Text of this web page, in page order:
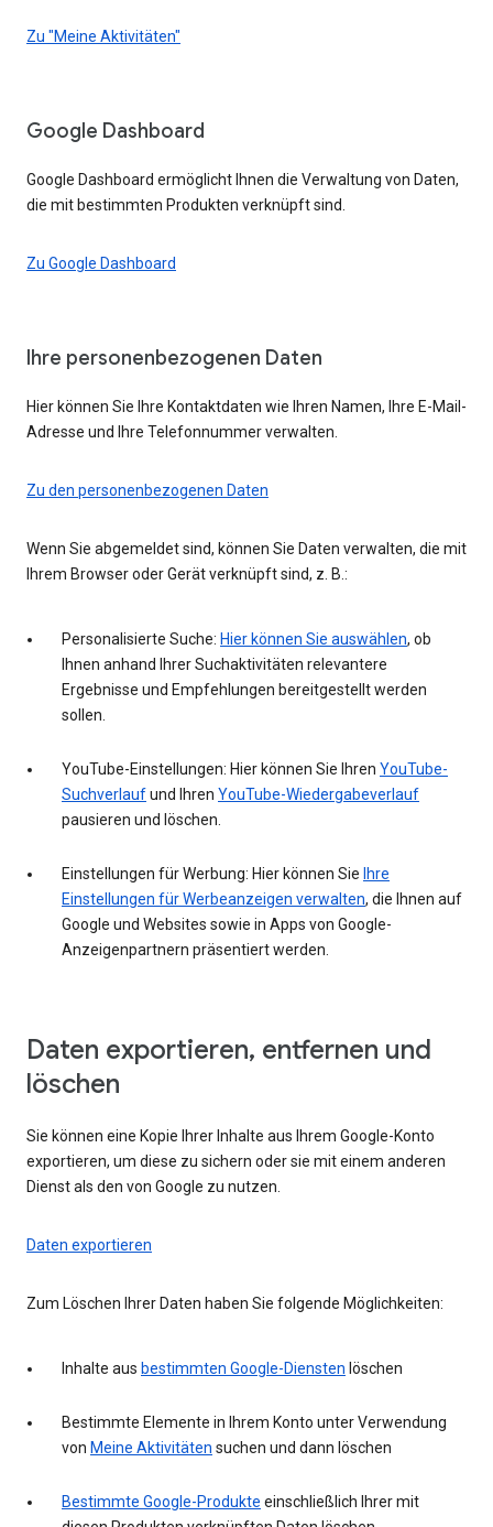
Zu "Meine Aktivitäten"
Google Dashboard
Google Dashboard ermöglicht Ihnen die Verwaltung von Daten,
die mit bestimmten Produkten verknüpft sind.
Zu Google Dashboard
Ihre personenbezogenen Daten
Hier können Sie Ihre Kontaktdaten wie Ihren Namen, Ihre E-Mail-
Adresse und Ihre Telefonnummer verwalten.
Zu den personenbezogenen Daten
Wenn Sie abgemeldet sind, können Sie Daten verwalten, die mit
Ihrem Browser oder Gerät verknüpft sind, z. B.:
Personalisierte Suche: Hier können Sie auswählen, ob
Ihnen anhand Ihrer Suchaktivitäten relevantere
Ergebnisse und Empfehlungen bereitgestellt werden
sollen.
YouTube-Einstellungen: Hier können Sie Ihren YouTube-
Suchverlaufund Ihren YouTube-Wiedergabeverlauf
pausieren und löschen.
Einstellungen für Werbung: Hier können Sie Ihre
Einstellungen für Werbeanzeigen verwalten, die Ihnen auf
Google und Websites sowie in Apps von Google-
Anzeigenpartnern präsentiert werden.
Daten exportieren, entfernen und
löschen
Sie können eine Kopie Ihrer Inhalte aus Ihrem Google-Konto
exportieren, um diese zu sichern oder sie mit einem anderen
Dienst als den von Google zu nutzen.
Daten exportieren
Zum Löschen Ihrer Daten haben Sie folgende Möglichkeiten:
Inhalte aus bestimmten Google-Diensten löschen
Bestimmte Elemente in Ihrem Konto unter Verwendung
von Meine Aktivitäten suchen und dann löschen
Bestimmte Google-Produkte einschließlich Ihrer mit